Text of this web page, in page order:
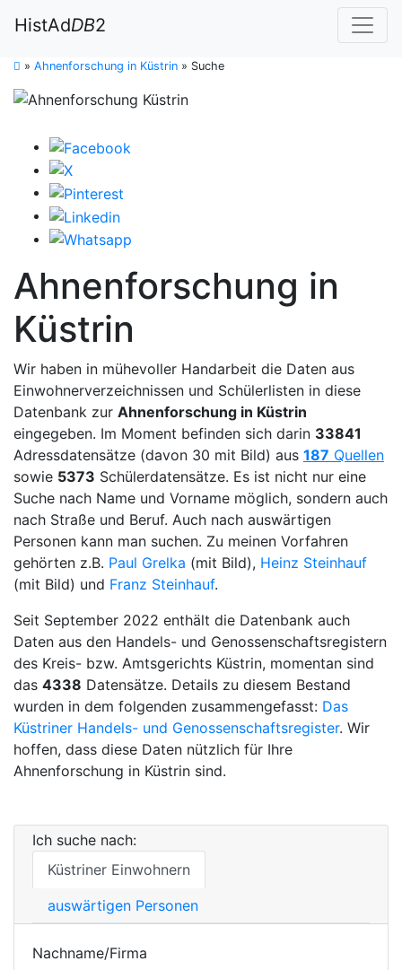
HistAdDB2
» Ahnenforschung in Küstrin » Suche
Ahnenforschung in
Küstrin
Wir haben in mühevoller Handarbeit die Daten aus
Einwohnerverzeichnissen und Schülerlisten in diese
Datenbank zur Ahnenforschung in Küstrin
eingegeben. Im Moment befinden sich darin 33841
Adressdatensätze (davon 30 mit Bild) aus 187 Quellen
sowie 5373 Schülerdatensätze. Es ist nicht nur eine
Suche nach Name und Vorname möglich, sondern auch
nach Straße und Beruf. Auch nach auswärtigen
Personen kann man suchen. Zu meinen Vorfahren
gehörten z.B. Paul Grelka (mit Bild), Heinz Steinhauf
(mit Bild) und Franz Steinhauf.
Seit September 2022 enthält die Datenbank auch
Daten aus den Handels- und Genossenschaftsregistern
des Kreis- bzw. Amtsgerichts Küstrin, momentan sind
das 4338 Datensätze. Details zu diesem Bestand
wurden in dem folgenden zusammengefasst: Das
Küstriner Handels- und Genossenschaftsregister. Wir
hoffen, dass diese Daten nützlich für Ihre
Ahnenforschung in Küstrin sind.
Ich suche nach:
Küstriner Einwohnern
auswärtigen Personen
Nachname/Firma